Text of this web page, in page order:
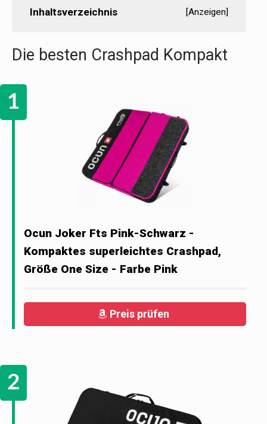
Inhaltsverzeichnis [Anzeigen]
Die besten Crashpad Kompakt
Ocun Joker Fts Pink-Schwarz -
Kompaktes superleichtes Crashpad,
Größe One Size - Farbe Pink
Preis prüfen